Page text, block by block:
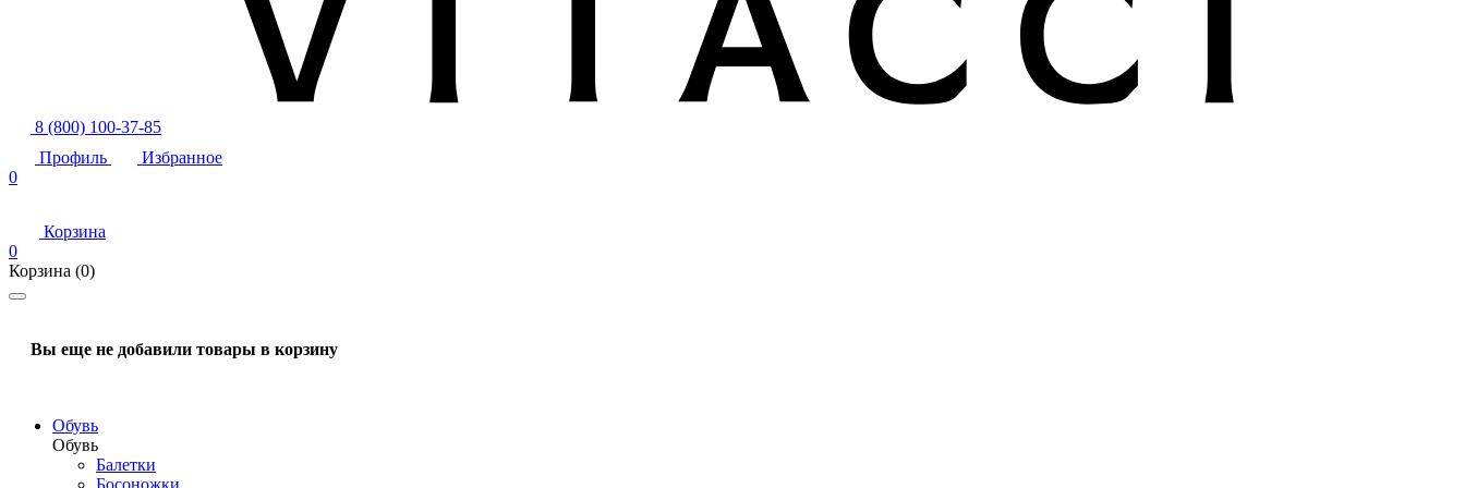
8 (800) 100-37-85
Профиль
Избранное
0
Корзина
0
Корзина (0)
Вы еще не добавили товары в корзину
Обувь
Обувь
Балетки
Босоножки